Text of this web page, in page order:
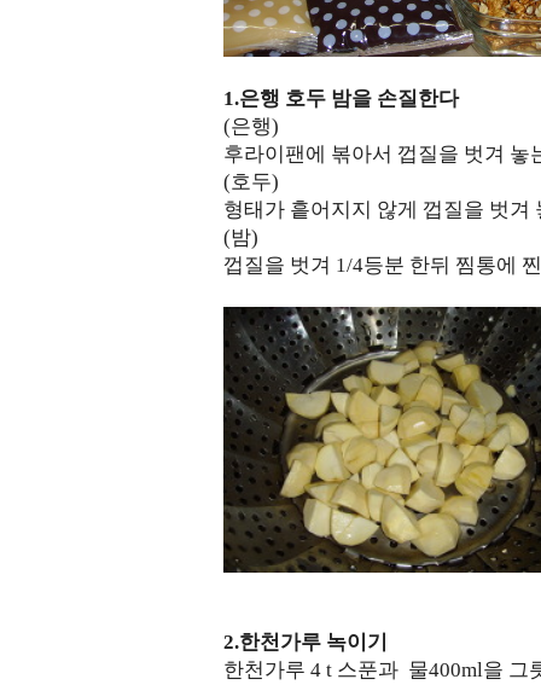
1.은행 호두 밤을 손질한다
(은행)
후라이팬에 볶아서 껍질을 벗겨 놓
(호두)
형태가 흩어지지 않게 껍질을 벗겨
(밤)
껍질을 벗겨 1/4등분 한뒤 찜통에
2.한천가루 녹이기
한천가루 4 t 스푼과 물400ml을 그